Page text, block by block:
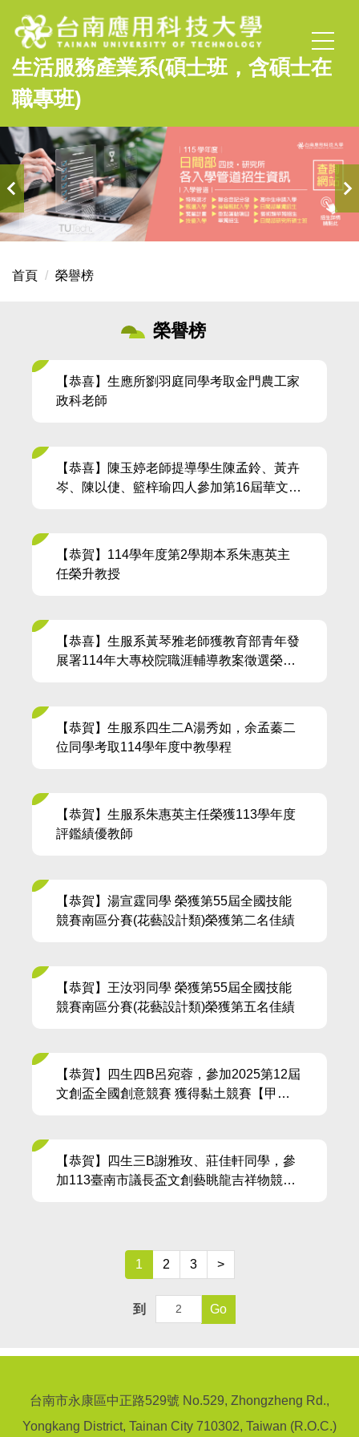
到
要
內
容
區
生活服務產業系(碩士班，含碩士在
職專班)
首頁 榮譽榜
榮譽榜
【恭喜】生應所劉羽庭同學考取金門農工家
政科老師
【恭喜】陳玉婷老師提導學生陳孟鈴、黃卉
岑、陳以倢、籃梓瑜四人參加第16屆華文電
【恭賀】114學年度第2學期本系朱惠英主
任榮升教授
【恭喜】生服系黃琴雅老師獲教育部青年發
展署114年大專校院職涯輔導教案徵選榮獲
【恭賀】生服系四生二A湯秀如，余孟蓁二
位同學考取114學年度中教學程
【恭賀】生服系朱惠英主任榮獲113學年度
評鑑績優教師
【恭賀】湯宣霆同學 榮獲第55屆全國技能
競賽南區分賽(花藝設計類)榮獲第二名佳績
【恭賀】王汝羽同學 榮獲第55屆全國技能
競賽南區分賽(花藝設計類)榮獲第五名佳績
【恭賀】四生四B呂宛蓉，參加2025第12屆
文創盃全國創意競賽 獲得黏土競賽【甲
【恭賀】四生三B謝雅玫、莊佳軒同學，參
加113臺南市議長盃文創藝眺龍吉祥物競賽
1 2 3 >
到 Go
台南市永康區中正路529號 No.529, Zhongzheng Rd.,
Yongkang District, Tainan City 710302, Taiwan (R.O.C.)